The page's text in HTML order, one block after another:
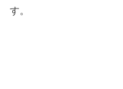
す。